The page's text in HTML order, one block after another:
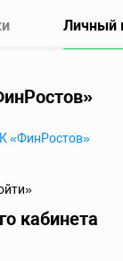
Личный
«ФинРостов»
кабинета